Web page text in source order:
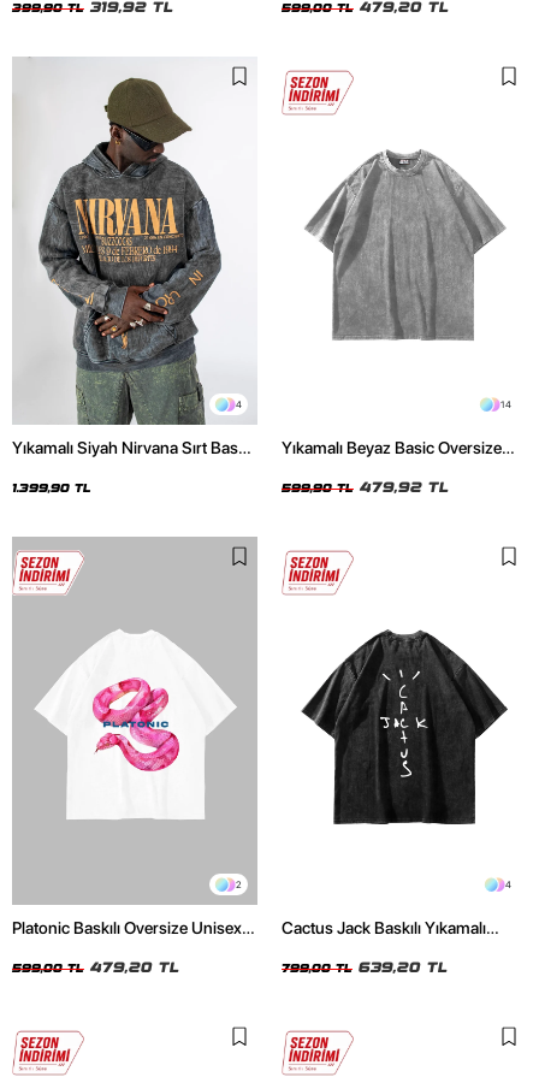
399,90 TL 319,92 TL 599,00 TL 479,20 TL
4
Yıkamalı Siyah Nirvana Sırt Baskılı
1.399,90 TL
14
Yıkamalı Beyaz Basic Oversize
599,90 TL 479,92 TL
2
Platonic Baskılı Oversize Unisex
599,00 TL 479,20 TL
4
Cactus Jack Baskılı Yıkamalı
799,00 TL 639,20 TL